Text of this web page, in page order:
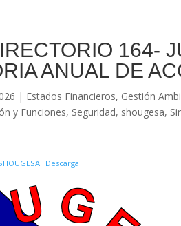
164-
ANUAL DE
| Estados Financieros, Gestión
y Funciones, Seguridad, shougesa,
Descarga